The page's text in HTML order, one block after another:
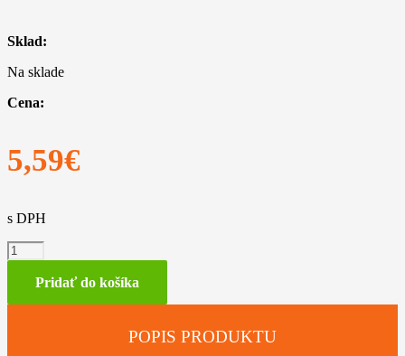
Sklad:
Na sklade
Cena:
5,59€
s DPH
množstvo
Rukovät
pilníkaPridať do košíka
POPIS PRODUKTU